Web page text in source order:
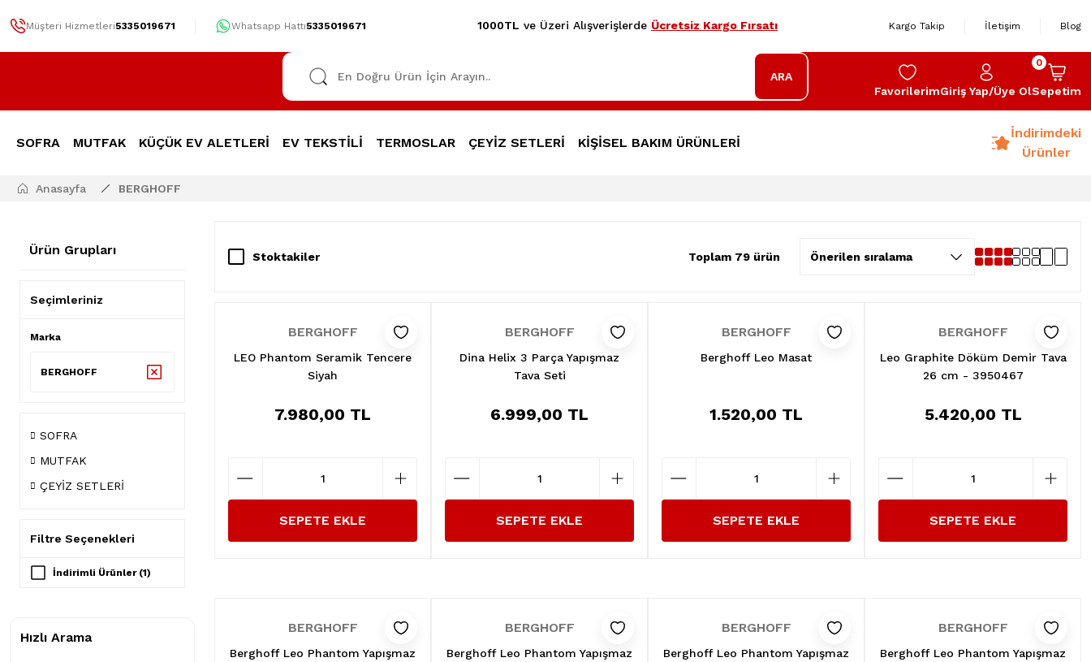
Müşteri Hizmetleri5335019671 Whatsapp Hattı5335019671 1000TL ve Üzeri Alışverişlerde Ücretsiz Kargo Fırsatı Kargo Takip İletişim Blog
ARA
FavorilerimGiriş Yap/Üye OlSepetim
0
SOFRA MUTFAK KÜÇÜK EV ALETLERİ EV TEKSTİLİ TERMOSLAR ÇEYİZ SETLERİ KİŞİSEL BAKIM ÜRÜNLERİ
İndirimdeki
Ürünler
Anasayfa BERGHOFF
Ürün Grupları
Seçimleriniz
Marka
BERGHOFF
SOFRA
MUTFAK
ÇEYİZ SETLERİ
Filtre Seçenekleri
İndirimli Ürünler (1)
Hızlı Arama
Stoktakiler Toplam 79 ürün
BERGHOFF
LEO Phantom Seramik Tencere
Siyah
7.980,00 TL
SEPETE EKLE
BERGHOFF
Dina Helix 3 Parça Yapışmaz
Tava Seti
6.999,00 TL
SEPETE EKLE
BERGHOFF
Berghoff Leo Masat
1.520,00 TL
SEPETE EKLE
BERGHOFF
Leo Graphite Döküm Demir Tava
26 cm - 3950467
5.420,00 TL
SEPETE EKLE
BERGHOFF
Berghoff Leo Phantom Yapışmaz
BERGHOFF
Berghoff Leo Phantom Yapışmaz
BERGHOFF
Berghoff Leo Phantom Yapışmaz
BERGHOFF
Berghoff Leo Phantom Yapışmaz